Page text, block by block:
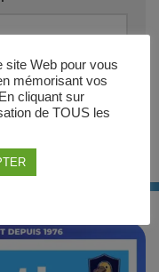
site Web pour vous
mémorisant vos
cliquant sur
de TOUS les